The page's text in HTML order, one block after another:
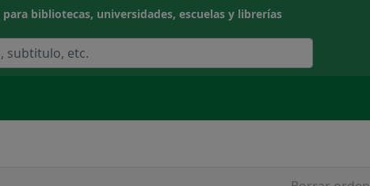
bibliotecas, universidades, escuelas y librerías